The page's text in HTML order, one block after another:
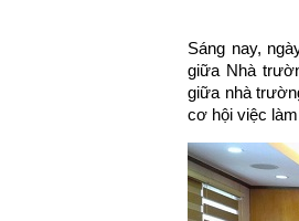
Sáng nay,
giữa Nhà
giữa nhà
cơ hội việc